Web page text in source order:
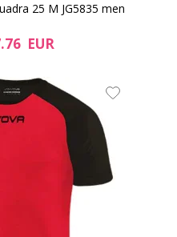
25 M JG5835 men
EUR